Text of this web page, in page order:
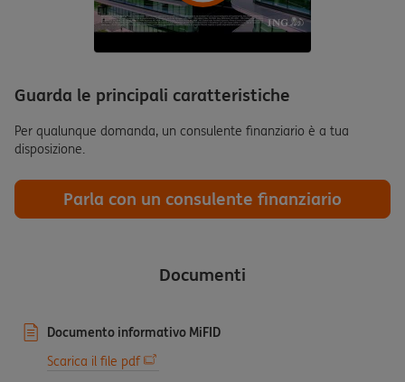
Guarda le principali caratteristiche
Per qualunque domanda, un consulente finanziario è a tua
disposizione.
Parla con un consulente finanziario
Documenti
Documento informativo MiFID
Scarica il file pdf